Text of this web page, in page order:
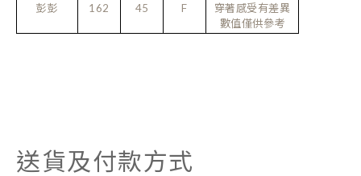
彭彭 162 45 F
穿著感受有差異
數值僅供參考
送貨及付款方式